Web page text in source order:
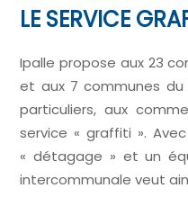
LE SERVICE
Ipalle propose aux 23
et aux 7 communes du
particuliers, aux
service « graffiti ».
« détagage » et un
intercommunale veut